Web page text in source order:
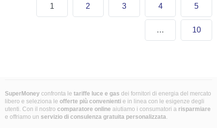
1 2 3 4 5
… 10
SuperMoney confronta le tariffe luce e gas dei fornitori di energia del mercato
libero e seleziona le offerte più convenienti e in linea con le esigenze degli
utenti. Con il nostro comparatore online aiutiamo i consumatori a risparmiare
e offriamo un servizio di consulenza gratuita personalizzata.